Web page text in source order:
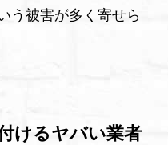
う被害が多く寄せら
けるヤバい業者